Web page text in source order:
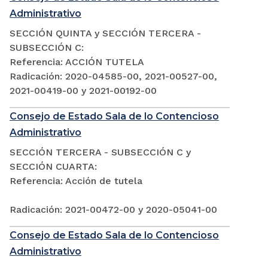
Administrativo
SECCIÓN QUINTA y SECCIÓN TERCERA -
SUBSECCIÓN C:
Referencia: ACCIÓN TUTELA
Radicación: 2020-04585-00, 2021-00527-00,
2021-00419-00 y 2021-00192-00
Consejo de Estado Sala de lo Contencioso
Administrativo
SECCIÓN TERCERA - SUBSECCIÓN C y
SECCIÓN CUARTA:
Referencia: Acción de tutela
Radicación: 2021-00472-00 y 2020-05041-00
Consejo de Estado Sala de lo Contencioso
Administrativo